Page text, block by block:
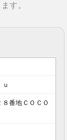
す。
番地ＣＯＣＯ